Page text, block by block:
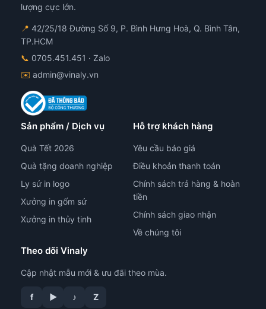
lượng cực lớn.
📍 42/25/18 Đường Số 9, P. Bình Hưng Hoà, Q. Bình Tân,
TP.HCM
📞 0705.451.451 · Zalo
✉️ admin@vinaly.vn
Sản phẩm / Dịch vụ
Quà Tết 2026
Quà tặng doanh nghiệp
Ly sứ in logo
Xưởng in gốm sứ
Xưởng in thủy tinh
Hỗ trợ khách hàng
Yêu cầu báo giá
Điều khoản thanh toán
Chính sách trả hàng & hoàn
tiền
Chính sách giao nhận
Về chúng tôi
Theo dõi Vinaly
Cập nhật mẫu mới & ưu đãi theo mùa.
f ▶ ♪ Z